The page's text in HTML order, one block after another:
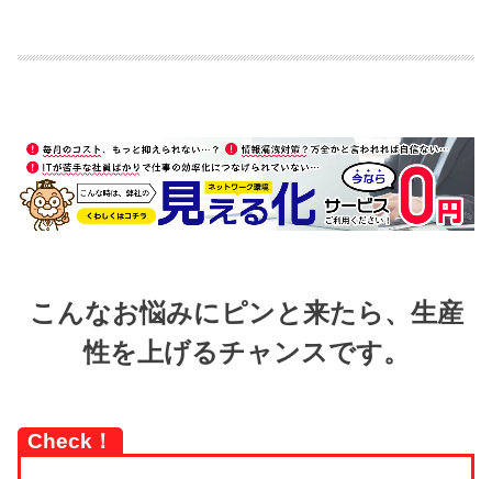
こんなお悩みにピンと来たら、 生産
性を上げるチャンスです。
Check！